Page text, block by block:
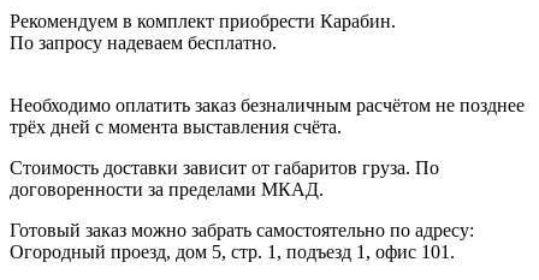
Рекомендуем в комплект приобрести Карабин.
По запросу надеваем бесплатно.
Необходимо оплатить заказ безналичным расчётом не позднее
трёх дней с момента выставления счёта.
Стоимость доставки зависит от габаритов груза. По
договоренности за пределами МКАД.
Готовый заказ можно забрать самостоятельно по адресу:
Огородный проезд, дом 5, стр. 1, подъезд 1, офис 101.